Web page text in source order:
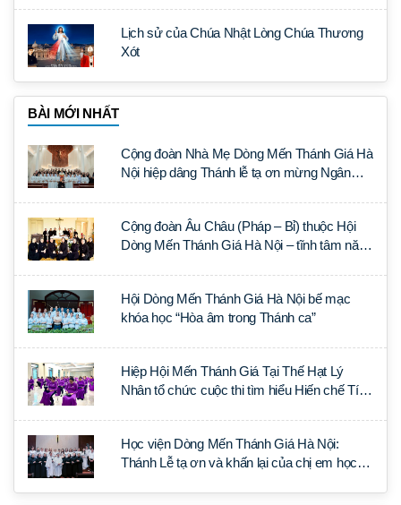
Lịch sử của Chúa Nhật Lòng Chúa Thương
Xót
BÀI MỚI NHẤT
Cộng đoàn Nhà Mẹ Dòng Mến Thánh Giá Hà
Nội hiệp dâng Thánh lễ tạ ơn mừng Ngân
Cộng đoàn Âu Châu (Pháp – Bỉ) thuộc Hội
Dòng Mến Thánh Giá Hà Nội – tĩnh tâm năm
Hội Dòng Mến Thánh Giá Hà Nội bế mạc
khóa học “Hòa âm trong Thánh ca”
Hiệp Hội Mến Thánh Giá Tại Thế Hạt Lý
Nhân tổ chức cuộc thi tìm hiểu Hiến chế Tín
Học viện Dòng Mến Thánh Giá Hà Nội:
Thánh Lễ tạ ơn và khấn lại của chị em học